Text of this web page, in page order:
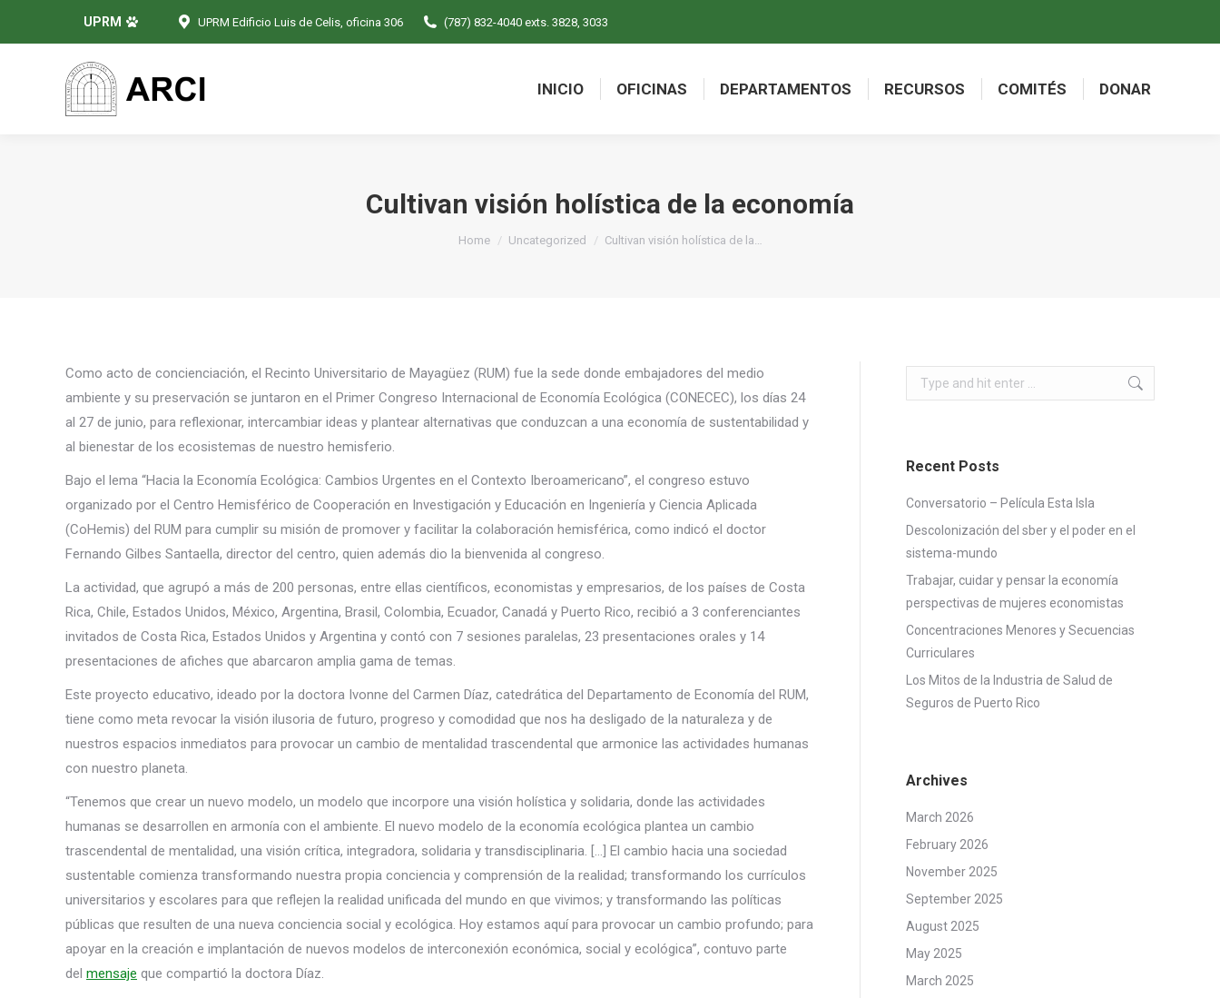
UPRM UPRM Edificio Luis de Celis, oficina 306 (787) 832-4040 exts. 3828, 3033
INICIO OFICINAS DEPARTAMENTOS RECURSOS COMITÉS DONAR
Cultivan visión holística de la economía
You are here:
Home Uncategorized Cultivan visión holística de la…
Como acto de concienciación, el Recinto Universitario de Mayagüez (RUM) fue la sede donde embajadores del medio
ambiente y su preservación se juntaron en el Primer Congreso Internacional de Economía Ecológica (CONECEC), los días 24
al 27 de junio, para reflexionar, intercambiar ideas y plantear alternativas que conduzcan a una economía de sustentabilidad y
al bienestar de los ecosistemas de nuestro hemisferio.
Bajo el lema “Hacia la Economía Ecológica: Cambios Urgentes en el Contexto Iberoamericano”, el congreso estuvo
organizado por el Centro Hemisférico de Cooperación en Investigación y Educación en Ingeniería y Ciencia Aplicada
(CoHemis) del RUM para cumplir su misión de promover y facilitar la colaboración hemisférica, como indicó el doctor
Fernando Gilbes Santaella, director del centro, quien además dio la bienvenida al congreso.
La actividad, que agrupó a más de 200 personas, entre ellas científicos, economistas y empresarios, de los países de Costa
Rica, Chile, Estados Unidos, México, Argentina, Brasil, Colombia, Ecuador, Canadá y Puerto Rico, recibió a 3 conferenciantes
invitados de Costa Rica, Estados Unidos y Argentina y contó con 7 sesiones paralelas, 23 presentaciones orales y 14
presentaciones de afiches que abarcaron amplia gama de temas.
Este proyecto educativo, ideado por la doctora Ivonne del Carmen Díaz, catedrática del Departamento de Economía del RUM,
tiene como meta revocar la visión ilusoria de futuro, progreso y comodidad que nos ha desligado de la naturaleza y de
nuestros espacios inmediatos para provocar un cambio de mentalidad trascendental que armonice las actividades humanas
con nuestro planeta.
“Tenemos que crear un nuevo modelo, un modelo que incorpore una visión holística y solidaria, donde las actividades
humanas se desarrollen en armonía con el ambiente. El nuevo modelo de la economía ecológica plantea un cambio
trascendental de mentalidad, una visión crítica, integradora, solidaria y transdisciplinaria. […] El cambio hacia una sociedad
sustentable comienza transformando nuestra propia conciencia y comprensión de la realidad; transformando los currículos
universitarios y escolares para que reflejen la realidad unificada del mundo en que vivimos; y transformando las políticas
públicas que resulten de una nueva conciencia social y ecológica. Hoy estamos aquí para provocar un cambio profundo; para
apoyar en la creación e implantación de nuevos modelos de interconexión económica, social y ecológica”, contuvo parte
del mensaje que compartió la doctora Díaz.
Search:
Recent Posts
Conversatorio – Película Esta Isla
Descolonización del sber y el poder en el
sistema-mundo
Trabajar, cuidar y pensar la economía
perspectivas de mujeres economistas
Concentraciones Menores y Secuencias
Curriculares
Los Mitos de la Industria de Salud de
Seguros de Puerto Rico
Archives
March 2026
February 2026
November 2025
September 2025
August 2025
May 2025
March 2025
INICIO